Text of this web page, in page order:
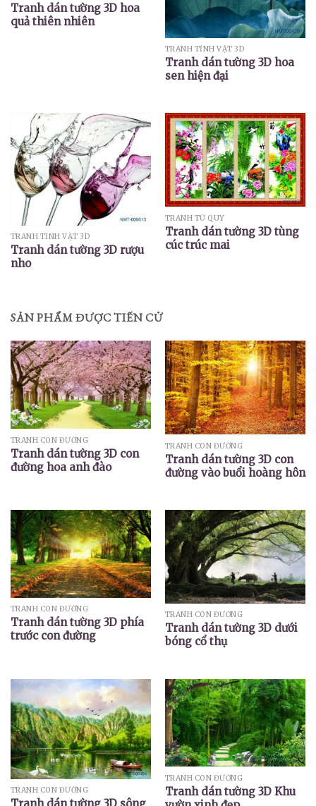
Tranh dán tường 3D hoa
quả thiên nhiên
TRANH TĨNH VẬT 3D
Tranh dán tường 3D hoa
sen hiện đại
TRANH TĨNH VẬT 3D
Tranh dán tường 3D rượu
nho
TRANH TỨ QÚY
Tranh dán tường 3D tùng
cúc trúc mai
SẢN PHẨM ĐƯỢC TIẾN CỬ
TRANH CON ĐƯỜNG
Tranh dán tường 3D con
đường hoa anh đào
TRANH CON ĐƯỜNG
Tranh dán tường 3D con
đường vào buổi hoàng hôn
TRANH CON ĐƯỜNG
Tranh dán tường 3D phía
trước con đường
TRANH CON ĐƯỜNG
Tranh dán tường 3D dưới
bóng cổ thụ
TRANH CON ĐƯỜNG
TRANH CON ĐƯỜNG
Tranh dán tường 3D Khu